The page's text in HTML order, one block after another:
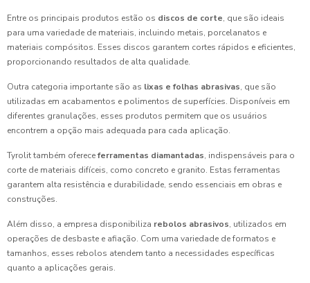
Entre os principais produtos estão os discos de corte, que são ideais
para uma variedade de materiais, incluindo metais, porcelanatos e
materiais compósitos. Esses discos garantem cortes rápidos e eficientes,
proporcionando resultados de alta qualidade.
Outra categoria importante são as lixas e folhas abrasivas, que são
utilizadas em acabamentos e polimentos de superfícies. Disponíveis em
diferentes granulações, esses produtos permitem que os usuários
encontrem a opção mais adequada para cada aplicação.
Tyrolit também ofereceferramentas diamantadas, indispensáveis para o
corte de materiais difíceis, como concreto e granito. Estas ferramentas
garantem alta resistência e durabilidade, sendo essenciais em obras e
construções.
Além disso, a empresa disponibiliza rebolos abrasivos, utilizados em
operações de desbaste e afiação. Com uma variedade de formatos e
tamanhos, esses rebolos atendem tanto a necessidades específicas
quanto a aplicações gerais.